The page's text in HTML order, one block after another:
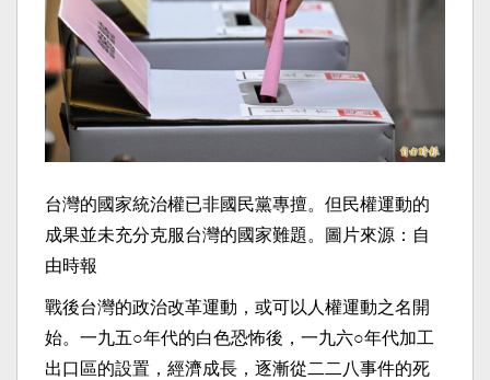
台灣的國家統治權已非國民黨專擅。但民權運動的
成果並未充分克服台灣的國家難題。圖片來源：自
由時報
戰後台灣的政治改革運動，或可以人權運動之名開
始。一九五○年代的白色恐怖後，一九六○年代加工
出口區的設置，經濟成長，逐漸從二二八事件的死